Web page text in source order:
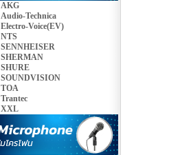
AKG
Audio-Technica
Electro-Voice(EV)
NTS
SENNHEISER
SHERMAN
SHURE
SOUNDVISION
TOA
Trantec
XXL